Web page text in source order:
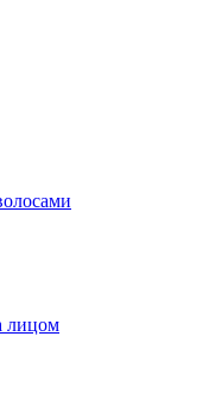
лицом